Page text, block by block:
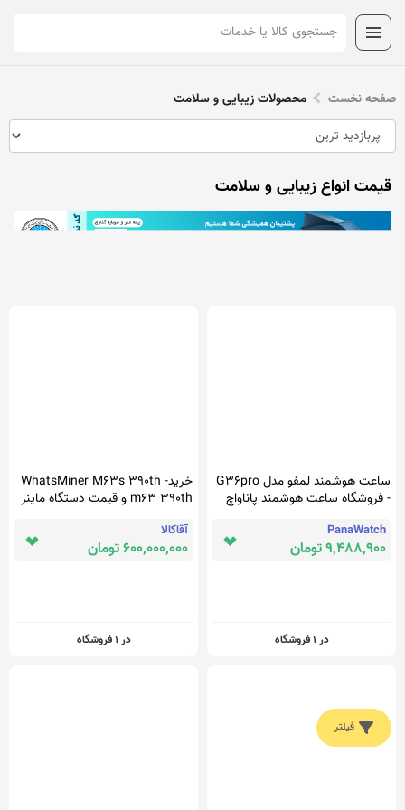
صفحه نخست محصولات زیبایی و سلامت
قیمت انواع زیبایی و سلامت
ساعت هوشمند لمفو مدل G36pro
- فروشگاه ساعت هوشمند پاناواچ
PanaWatch
9,488,900 تومان
در 1 فروشگاه
WhatsMiner M63s 390th -خرید
و قیمت دستگاه ماینر m63 390th
آقاکالا
600,000,000 تومان
در 1 فروشگاه
فیلتر